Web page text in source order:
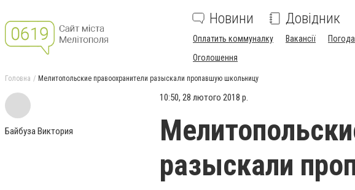
Новини Довідник
Оплатить коммуналку Вакансії Погода
Оголошення
Головна Мелитопольские правоохранители разыскали пропавшую школьницу
Байбуза Виктория
10:50, 28 лютого 2018 р.
разыскали